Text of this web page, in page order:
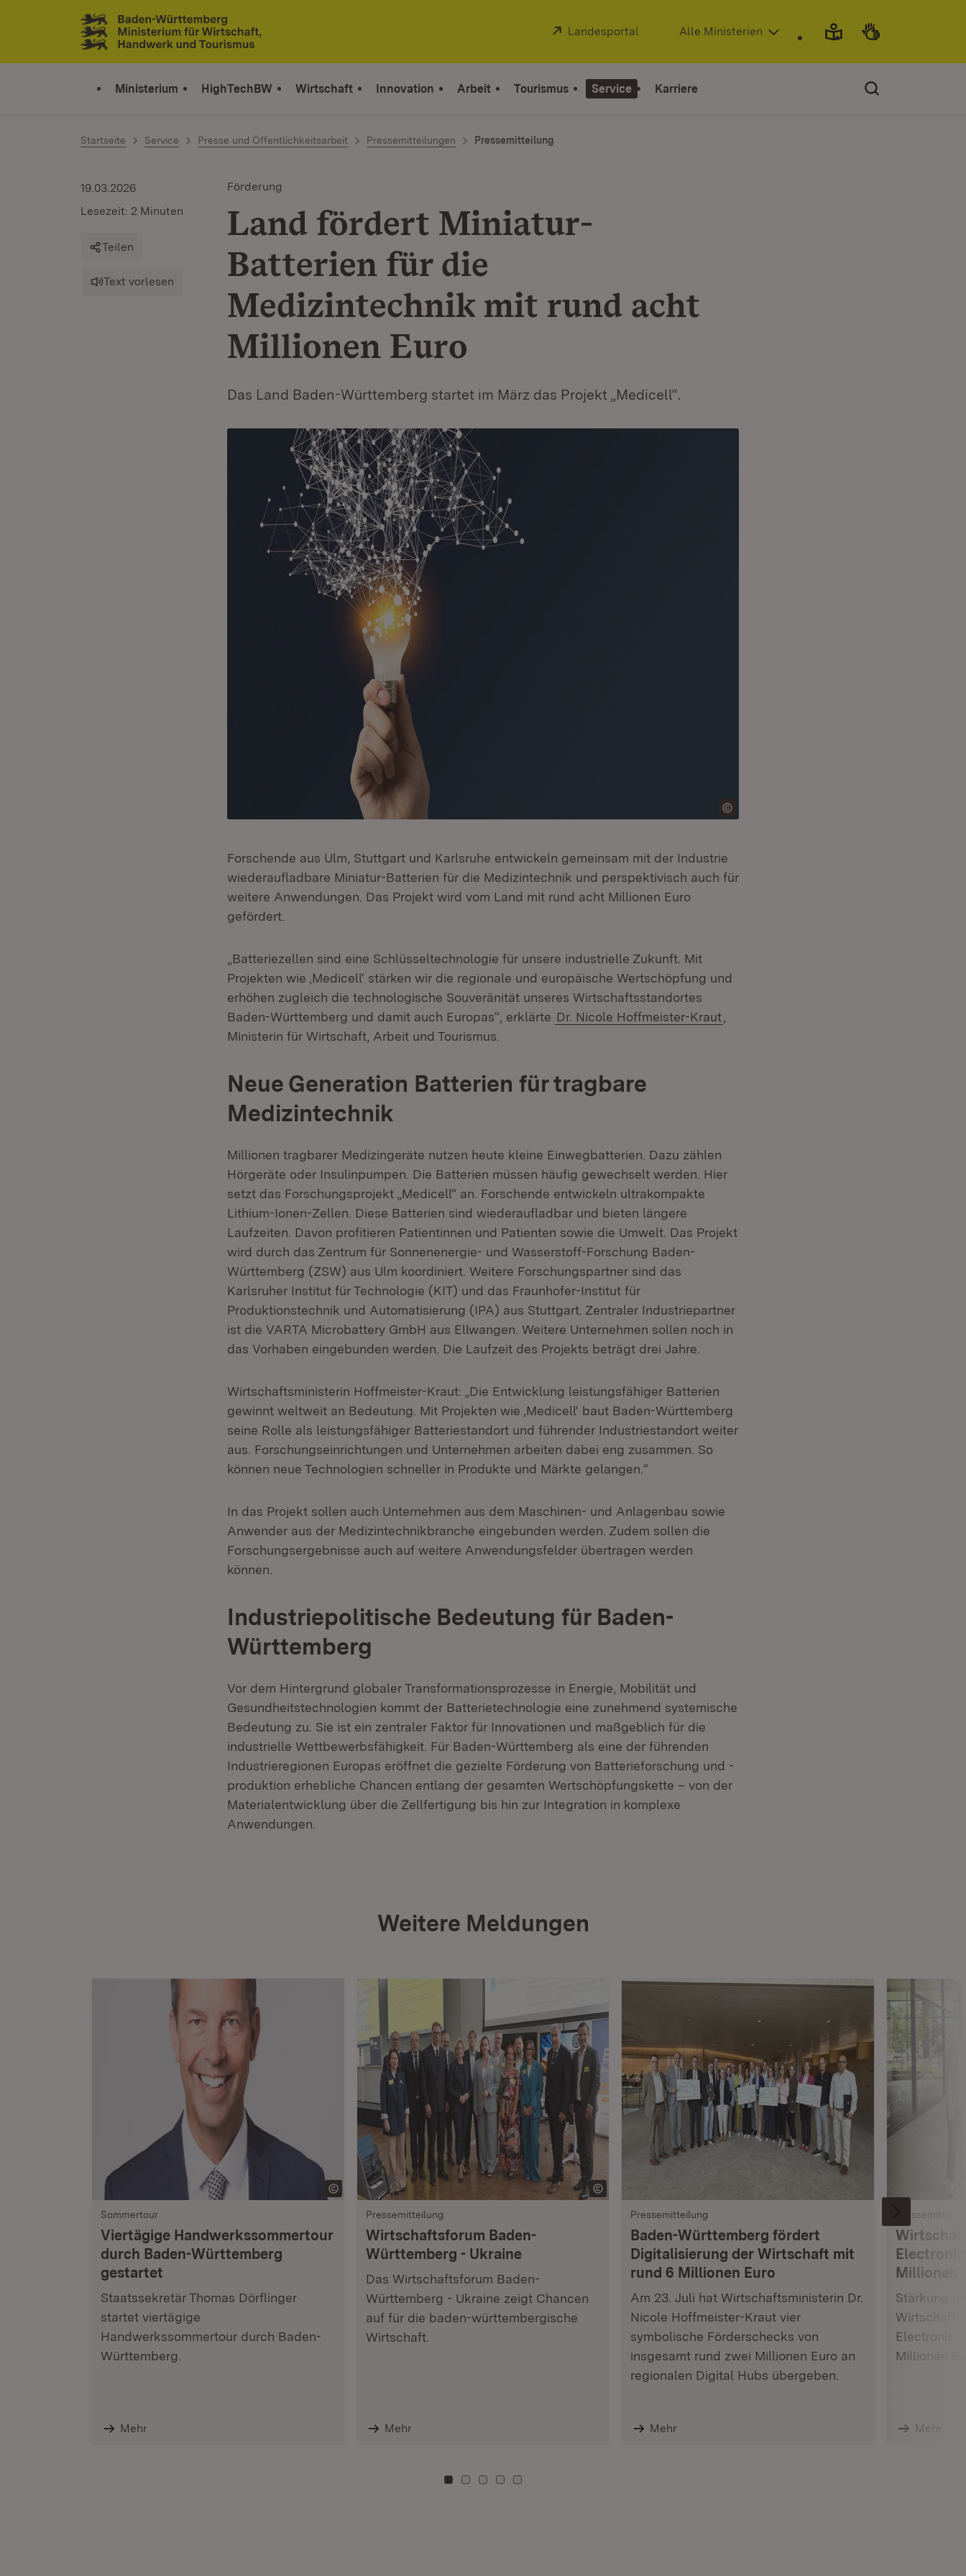
Zum Inhalt springen
Link zur Startseite
Extern:
Landesportal (Öffnet in neuem Fenster)
Alle Ministerien
Ministerium HighTechBW Wirtschaft Innovation Arbeit Tourismus Service Karriere
Startseite Service Presse und Öffentlichkeitsarbeit Pressemitteilungen Pressemitteilung
Förderung
Land fördert Miniatur-
Batterien für die
Medizintechnik mit rund acht
Millionen Euro
Das Land Baden-Württemberg startet im März das Projekt „Medicell“.
19.03.2026
Lesezeit: 2 Minuten
Teilen
Text vorlesen
Forschende aus Ulm, Stuttgart und Karlsruhe entwickeln gemeinsam mit der Industrie
wiederaufladbare Miniatur-Batterien für die Medizintechnik und perspektivisch auch für
weitere Anwendungen. Das Projekt wird vom Land mit rund acht Millionen Euro
gefördert.
„Batteriezellen sind eine Schlüsseltechnologie für unsere industrielle Zukunft. Mit
Projekten wie ‚Medicell‘ stärken wir die regionale und europäische Wertschöpfung und
erhöhen zugleich die technologische Souveränität unseres Wirtschaftsstandortes
Baden-Württemberg und damit auch Europas“, erklärte Dr. Nicole Hoffmeister-Kraut
Ministerin für Wirtschaft, Arbeit und Tourismus.
Neue Generation Batterien für tragbare
Medizintechnik
Millionen tragbarer Medizingeräte nutzen heute kleine Einwegbatterien. Dazu zählen
Hörgeräte oder Insulinpumpen. Die Batterien müssen häufig gewechselt werden. Hier
setzt das Forschungsprojekt „Medicell“ an. Forschende entwickeln ultrakompakte
Lithium-Ionen-Zellen. Diese Batterien sind wiederaufladbar und bieten längere
Laufzeiten. Davon profitieren Patientinnen und Patienten sowie die Umwelt. Das Projekt
wird durch das Zentrum für Sonnenenergie- und Wasserstoff-Forschung Baden-
Württemberg (ZSW) aus Ulm koordiniert. Weitere Forschungspartner sind das
Karlsruher Institut für Technologie (KIT) und das Fraunhofer-Institut für
Produktionstechnik und Automatisierung (IPA) aus Stuttgart. Zentraler Industriepartner
ist die VARTA Microbattery GmbH aus Ellwangen. Weitere Unternehmen sollen noch in
das Vorhaben eingebunden werden. Die Laufzeit des Projekts beträgt drei Jahre.
Wirtschaftsministerin Hoffmeister-Kraut: „Die Entwicklung leistungsfähiger Batterien
gewinnt weltweit an Bedeutung. Mit Projekten wie ‚Medicell‘ baut Baden-Württemberg
seine Rolle als leistungsfähiger Batteriestandort und führender Industriestandort weiter
aus. Forschungseinrichtungen und Unternehmen arbeiten dabei eng zusammen. So
können neue Technologien schneller in Produkte und Märkte gelangen.“
In das Projekt sollen auch Unternehmen aus dem Maschinen- und Anlagenbau sowie
Anwender aus der Medizintechnikbranche eingebunden werden. Zudem sollen die
Forschungsergebnisse auch auf weitere Anwendungsfelder übertragen werden
können.
Industriepolitische Bedeutung für Baden-
Württemberg
Vor dem Hintergrund globaler Transformationsprozesse in Energie, Mobilität und
Gesundheitstechnologien kommt der Batterietechnologie eine zunehmend systemische
Bedeutung zu. Sie ist ein zentraler Faktor für Innovationen und maßgeblich für die
industrielle Wettbewerbsfähigkeit. Für Baden-Württemberg als eine der führenden
Industrieregionen Europas eröffnet die gezielte Förderung von Batterieforschung und -
produktion erhebliche Chancen entlang der gesamten Wertschöpfungskette – von der
Materialentwicklung über die Zellfertigung bis hin zur Integration in komplexe
Anwendungen.
Weitere Meldungen
Sommertour
Viertägige Handwerkssommertour
durch Baden-Württemberg
gestartet
Staatssekretär Thomas Dörflinger
startet viertägige
Handwerkssommertour durch Baden-
Württemberg.
Mehr
Pressemitteilung
Wirtschaftsforum Baden-
Württemberg - Ukraine
Das Wirtschaftsforum Baden-
Württemberg - Ukraine zeigt Chancen
auf für die baden-württembergische
Wirtschaft.
Mehr
Pressemitteilung
Baden-Württemberg fördert
Digitalisierung der Wirtschaft mit
rund 6 Millionen Euro
Am 23. Juli hat Wirtschaftsministerin Dr.
Nicole Hoffmeister-Kraut vier
symbolische Förderschecks von
insgesamt rund zwei Millionen Euro an
regionalen Digital Hubs übergeben.
Mehr
Millionen
Stärkung
Electronic
Millionen
Mehr
Zu Kachel: 0
Zu Kachel: 3
Zu Kachel: 6
Zu Kachel: 9
Zu Kachel: 12